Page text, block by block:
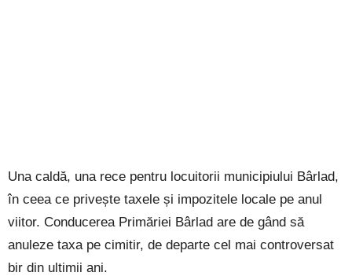
Una caldă, una rece pentru locuitorii municipiului Bârlad,
în ceea ce privește taxele și impozitele locale pe anul
viitor. Conducerea Primăriei Bârlad are de gând să
anuleze taxa pe cimitir, de departe cel mai controversat
bir din ultimii ani.